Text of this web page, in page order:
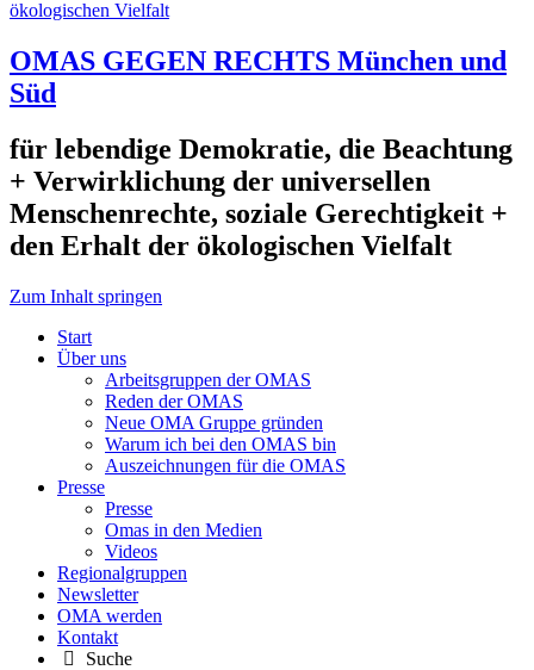
OMAS GEGEN RECHTS München und
Süd
für lebendige Demokratie, die Beachtung
+ Verwirklichung der universellen
Menschenrechte, soziale Gerechtigkeit +
den Erhalt der ökologischen Vielfalt
Zum Inhalt springen
Start
Über uns
Arbeitsgruppen der OMAS
Reden der OMAS
Neue OMA Gruppe gründen
Warum ich bei den OMAS bin
Auszeichnungen für die OMAS
Presse
Presse
Omas in den Medien
Videos
Regionalgruppen
Newsletter
OMA werden
Kontakt
Suche